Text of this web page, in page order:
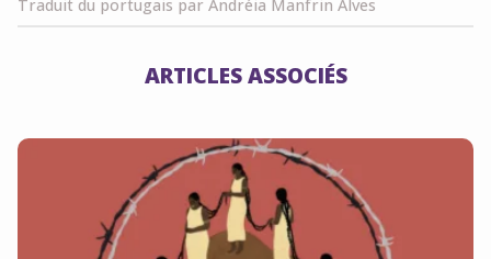
Traduit du portugais par Andréia Manfrin Alves
ARTICLES ASSOCIÉS